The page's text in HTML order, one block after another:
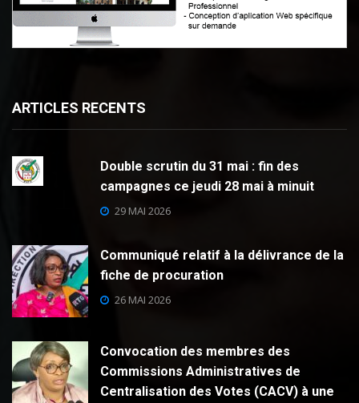
ARTICLES RECENTS
Double scrutin du 31 mai : fin des
campagnes ce jeudi 28 mai à minuit
29 MAI 2026
Communiqué relatif à la délivrance de la
fiche de procuration
26 MAI 2026
Convocation des membres des
Commissions Administratives de
Centralisation des Votes (CACV) à une